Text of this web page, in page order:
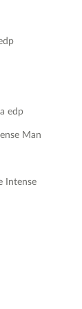
edp
Man
Intense